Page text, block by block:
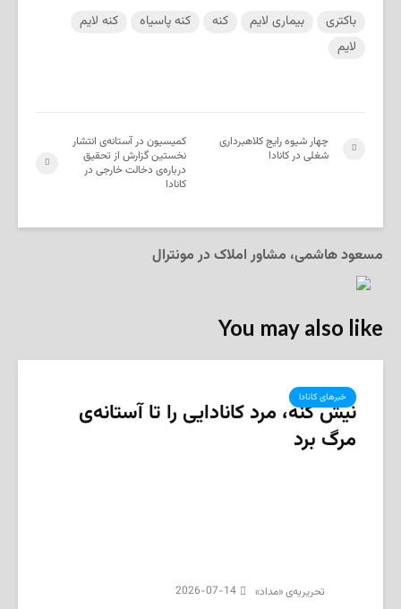
باکتری بیماری لایم کنه کنه پاسیاه
کنه لایم
لایم
کمیسیون در آستانه‌ی انتشار
نخستین گزارش از تحقیق
درباره‌ی دخالت خارجی در
کانادا
چهار شیوه رایج کلاهبرداری
شغلی در کانادا
مسعود هاشمی، مشاور املاک در مونترال
You may also like
خبرهای کانادا
نیش کنه، مرد کانادایی را تا آستانه‌ی
مرگ برد
تحریریه‌ی «مداد» 2026-07-14